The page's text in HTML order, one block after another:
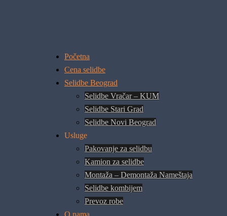
Početna
Cena selidbe
Selidbe Beograd
Selidbe Vračar – KUM
Selidbe Stari Grad
Selidbe Novi Beograd
Usluge
Pakovanje za selidbu
Kamion za selidbe
Montaža – Demontaža Nameštaja
Selidbe kombijem
Prevoz robe